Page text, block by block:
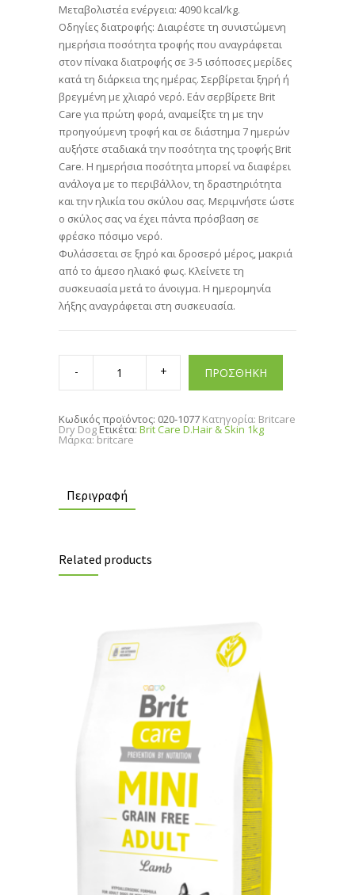
Μεταβολιστέα ενέργεια: 4090 kcal/kg.
Οδηγίες διατροφής: Διαιρέστε τη συνιστώμενη
ημερήσια ποσότητα τροφής που αναγράφεται
στον πίνακα διατροφής σε 3-5 ισόποσες μερίδες
κατά τη διάρκεια της ημέρας. Σερβίρεται ξηρή ή
βρεγμένη με χλιαρό νερό. Εάν σερβίρετε Brit
Care για πρώτη φορά, αναμείξτε τη με την
προηγούμενη τροφή και σε διάστημα 7 ημερών
αυξήστε σταδιακά την ποσότητα της τροφής Brit
Care. Η ημερήσια ποσότητα μπορεί να διαφέρει
ανάλογα με το περιβάλλον, τη δραστηριότητα
και την ηλικία του σκύλου σας. Μεριμνήστε ώστε
ο σκύλος σας να έχει πάντα πρόσβαση σε
φρέσκο πόσιμο νερό.
Φυλάσσεται σε ξηρό και δροσερό μέρος, μακριά
από το άμεσο ηλιακό φως. Κλείνετε τη
συσκευασία μετά το άνοιγμα. Η ημερομηνία
λήξης αναγράφεται στη συσκευασία.
Brit
Care
&
quantity
ΠΡΟΣΘΗΚΗ
Κωδικός προϊόντος: 020-1077 Κατηγορία: Britcare
Dry DogΕτικέτα: Brit Care D.Hair & Skin 1kg
Μάρκα:britcare
Περιγραφή
Related products